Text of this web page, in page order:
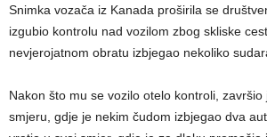
Snimka vozača iz Kanada proširila se
izgubio kontrolu nad vozilom zbog skliske
nevjerojatnom obratu izbjegao nekoliko
Nakon što mu se vozilo otelo kontroli, završio
smjeru, gdje je nekim čudom izbjegao dva